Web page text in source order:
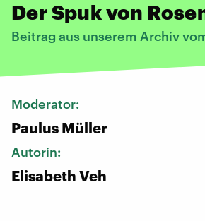
Der Spuk von
Beitrag aus unserem Archiv
Moderator:
Paulus Müller
Autorin:
Elisabeth Veh